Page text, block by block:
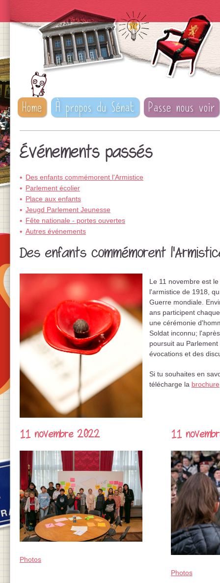
Home À propos du Sénat Passe nous voir
Événements passés
Des enfants commémorent l'Armistice
Parlement écolier
Place aux enfants
Jeugd Parlement Jeunesse
Fête nationale - portes ouvertes
Autres événements
Des enfants commémorent
Le 11 novembre est
l'armistice de 1918,
Guerre mondiale.
ans participent
une cérémonie
Soldat inconnu;
poursuit au
évocations et des
Si tu souhaites en
télécharge la brochure
11 novembre 2022
Photos
11
Photos